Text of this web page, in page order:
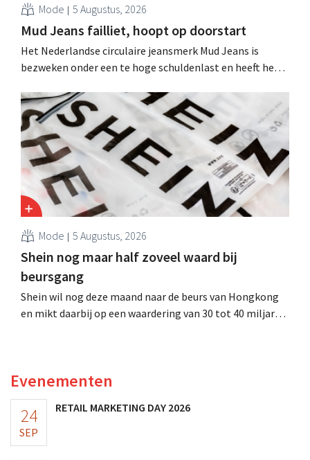
Mode 5 Augustus, 2026
Mud Jeans failliet, hoopt op doorstart
Het Nederlandse circulaire jeansmerk Mud Jeans is
bezweken onder een te hoge schuldenlast en heeft het
evenwel dat het verhaal hiermee niet eindigt.
Mode 5 Augustus, 2026
Shein nog maar half zoveel waard bij
beursgang
Shein wil nog deze maand naar de beurs van Hongkong
en mikt daarbij op een waardering van 30 tot 40 miljard
Evenementen
24
SEP
RETAIL MARKETING DAY 2026